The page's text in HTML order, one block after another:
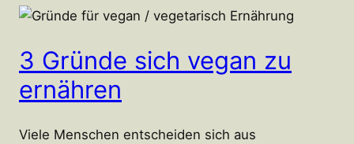
3 Gründe sich vegan zu
ernähren
Viele Menschen entscheiden sich aus